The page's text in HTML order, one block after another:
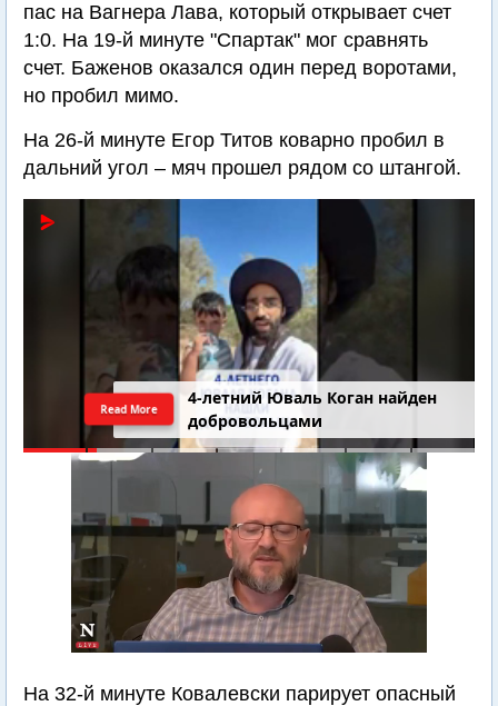
пас на Вагнера Лава, который открывает счет
1:0. На 19-й минуте "Спартак" мог сравнять
счет. Баженов оказался один перед воротами,
но пробил мимо.
На 26-й минуте Егор Титов коварно пробил в
дальний угол – мяч прошел рядом со штангой.
4-летний Юваль Коган найден
добровольцами
Read More
На 32-й минуте Ковалевски парирует опасный